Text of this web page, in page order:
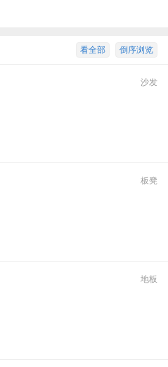
倒序浏览
看全部
沙发
板凳
地板